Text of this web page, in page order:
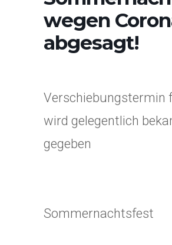
wegen
abgesagt!
Verschiebungstermin
wird gelegentlich
gegeben
Sommernachtsfest